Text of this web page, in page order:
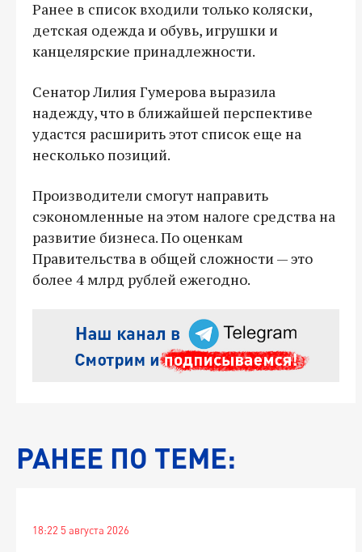
Ранее в список входили только коляски,
детская одежда и обувь, игрушки и
канцелярские принадлежности.
Сенатор Лилия Гумерова выразила
надежду, что в ближайшей перспективе
удастся расширить этот список еще на
несколько позиций.
Производители смогут направить
сэкономленные на этом налоге средства на
развитие бизнеса. По оценкам
Правительства в общей сложности — это
более 4 млрд рублей ежегодно.
РАНЕЕ ПО ТЕМЕ:
18:22 5 августа 2026